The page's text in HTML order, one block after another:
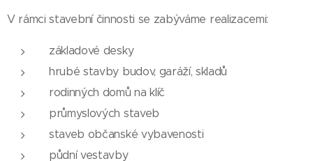
V rámci stavební činnosti se zabýváme realizacemi:
základové desky
hrubé stavby budov, garáží, skladů
rodinných domů na klíč
průmyslových staveb
staveb občanské vybavenosti
půdní vestavby